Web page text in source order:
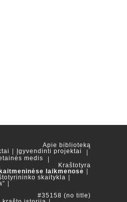
Apie biblioteką
Įgyvendinti projektai
medis
Kraštotyra
laikmenose
skaitykla
#35158 (no title)